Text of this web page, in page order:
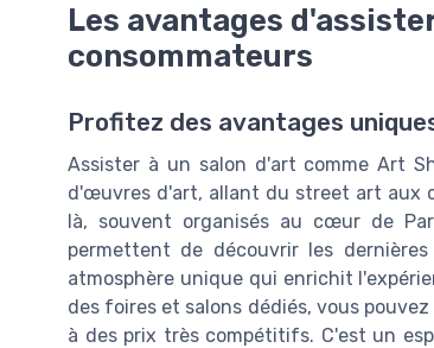
Les avantages
consommateurs
Profitez des avantages
Assister à un salon d'art comme Art
d'œuvres d'art, allant du street art aux
là, souvent organisés au cœur de
permettent de découvrir les
atmosphère unique qui enrichit
des foires et salons dédiés, vous
à des prix très compétitifs. C'est un